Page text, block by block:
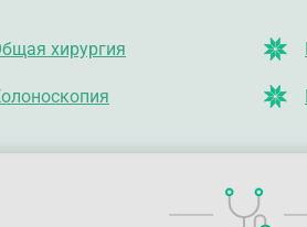
хирургия